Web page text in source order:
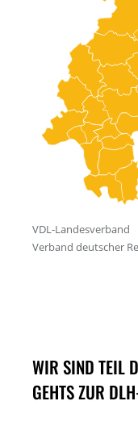
WIR SIND TEIL
GEHTS ZUR